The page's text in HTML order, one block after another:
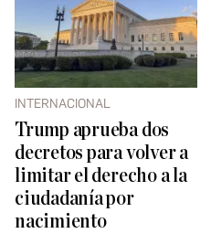
INTERNACIONAL
Trump aprueba dos
decretos para volver a
limitar el derecho a la
ciudadanía por
nacimiento